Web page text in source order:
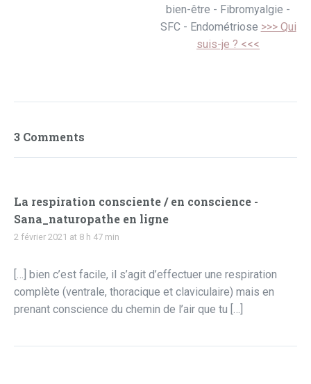
bien-être - Fibromyalgie -
SFC - Endométriose >>> Qui
suis-je ? <<<
3 Comments
La respiration consciente / en conscience -
Sana_naturopathe en ligne
2 février 2021 at 8 h 47 min
[…] bien c’est facile, il s’agit d’effectuer une respiration
complète (ventrale, thoracique et claviculaire) mais en
prenant conscience du chemin de l’air que tu […]